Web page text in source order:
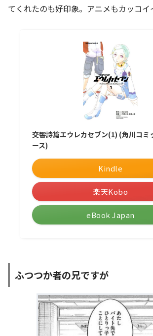
てくれたのも好印象。アニメもカッコイ
交響詩篇エウレカセブン(1) (角川コミ
ース)
Kindle
楽天Kobo
eBook Japan
ふつつか者の兄ですが